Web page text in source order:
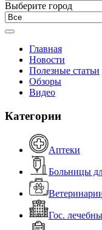
Выберите город
Главная
Новости
Полезные статьи
Обзоры
Видео
Категории
Аптеки
Больницы
Гос.